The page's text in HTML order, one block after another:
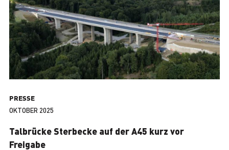
PRESSE
OKTOBER 2025
Talbrücke Sterbecke auf der A45 kurz vor
Freigabe